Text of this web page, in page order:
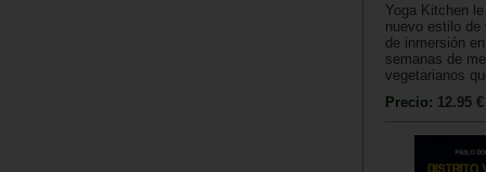
Yoga Kitchen
nuevo estilo
de inmersión
semanas de
vegetarianos
Precio: 12.95 €